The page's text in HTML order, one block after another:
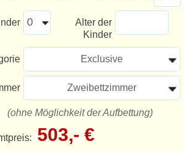
Alter der
Kinder
Exclusive
Zweibettzimmer
(ohne Möglichkeit der Aufbettung)
503,- €